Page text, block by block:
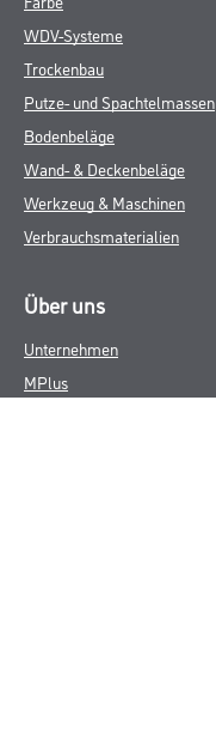
WDV-Systeme
Trockenbau
Putze- und Spachtelmassen
Bodenbeläge
Wand- & Deckenbeläge
Werkzeug & Maschinen
Verbrauchsmaterialien
Über uns
Unternehmen
MPlus